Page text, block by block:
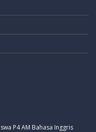
P4 AM Bahasa Inggris